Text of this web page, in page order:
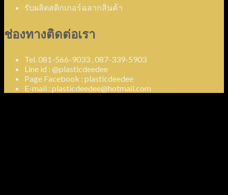
รับผลิตสติกเกอร์ฉลากสินค้า
ช่องทางติดต่อเรา
Tel. 081-566-9033 , 087-339-5903
Line id : @plasticdeedee
Page Facebook : plasticdeedee
E-mail : plasticdeedee@hotmail.com